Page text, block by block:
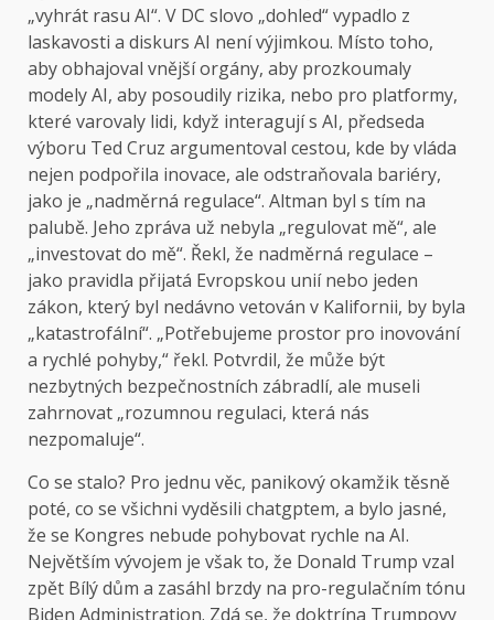
„vyhrát rasu AI“. V DC slovo „dohled“ vypadlo z
laskavosti a diskurs AI není výjimkou. Místo toho,
aby obhajoval vnější orgány, aby prozkoumaly
modely AI, aby posoudily rizika, nebo pro platformy,
které varovaly lidi, když interagují s AI, předseda
výboru Ted Cruz argumentoval cestou, kde by vláda
nejen podpořila inovace, ale odstraňovala bariéry,
jako je „nadměrná regulace“. Altman byl s tím na
palubě. Jeho zpráva už nebyla „regulovat mě“, ale
„investovat do mě“. Řekl, že nadměrná regulace –
jako pravidla přijatá Evropskou unií nebo jeden
zákon, který byl nedávno vetován v Kalifornii, by byla
„katastrofální“. „Potřebujeme prostor pro inovování
a rychlé pohyby,“ řekl. Potvrdil, že může být
nezbytných bezpečnostních zábradlí, ale museli
zahrnovat „rozumnou regulaci, která nás
nezpomaluje“.
Co se stalo? Pro jednu věc, panikový okamžik těsně
poté, co se všichni vyděsili chatgptem, a bylo jasné,
že se Kongres nebude pohybovat rychle na AI.
Největším vývojem je však to, že Donald Trump vzal
zpět Bílý dům a zasáhl brzdy na pro-regulačním tónu
Biden Administration. Zdá se, že doktrína Trumpovy